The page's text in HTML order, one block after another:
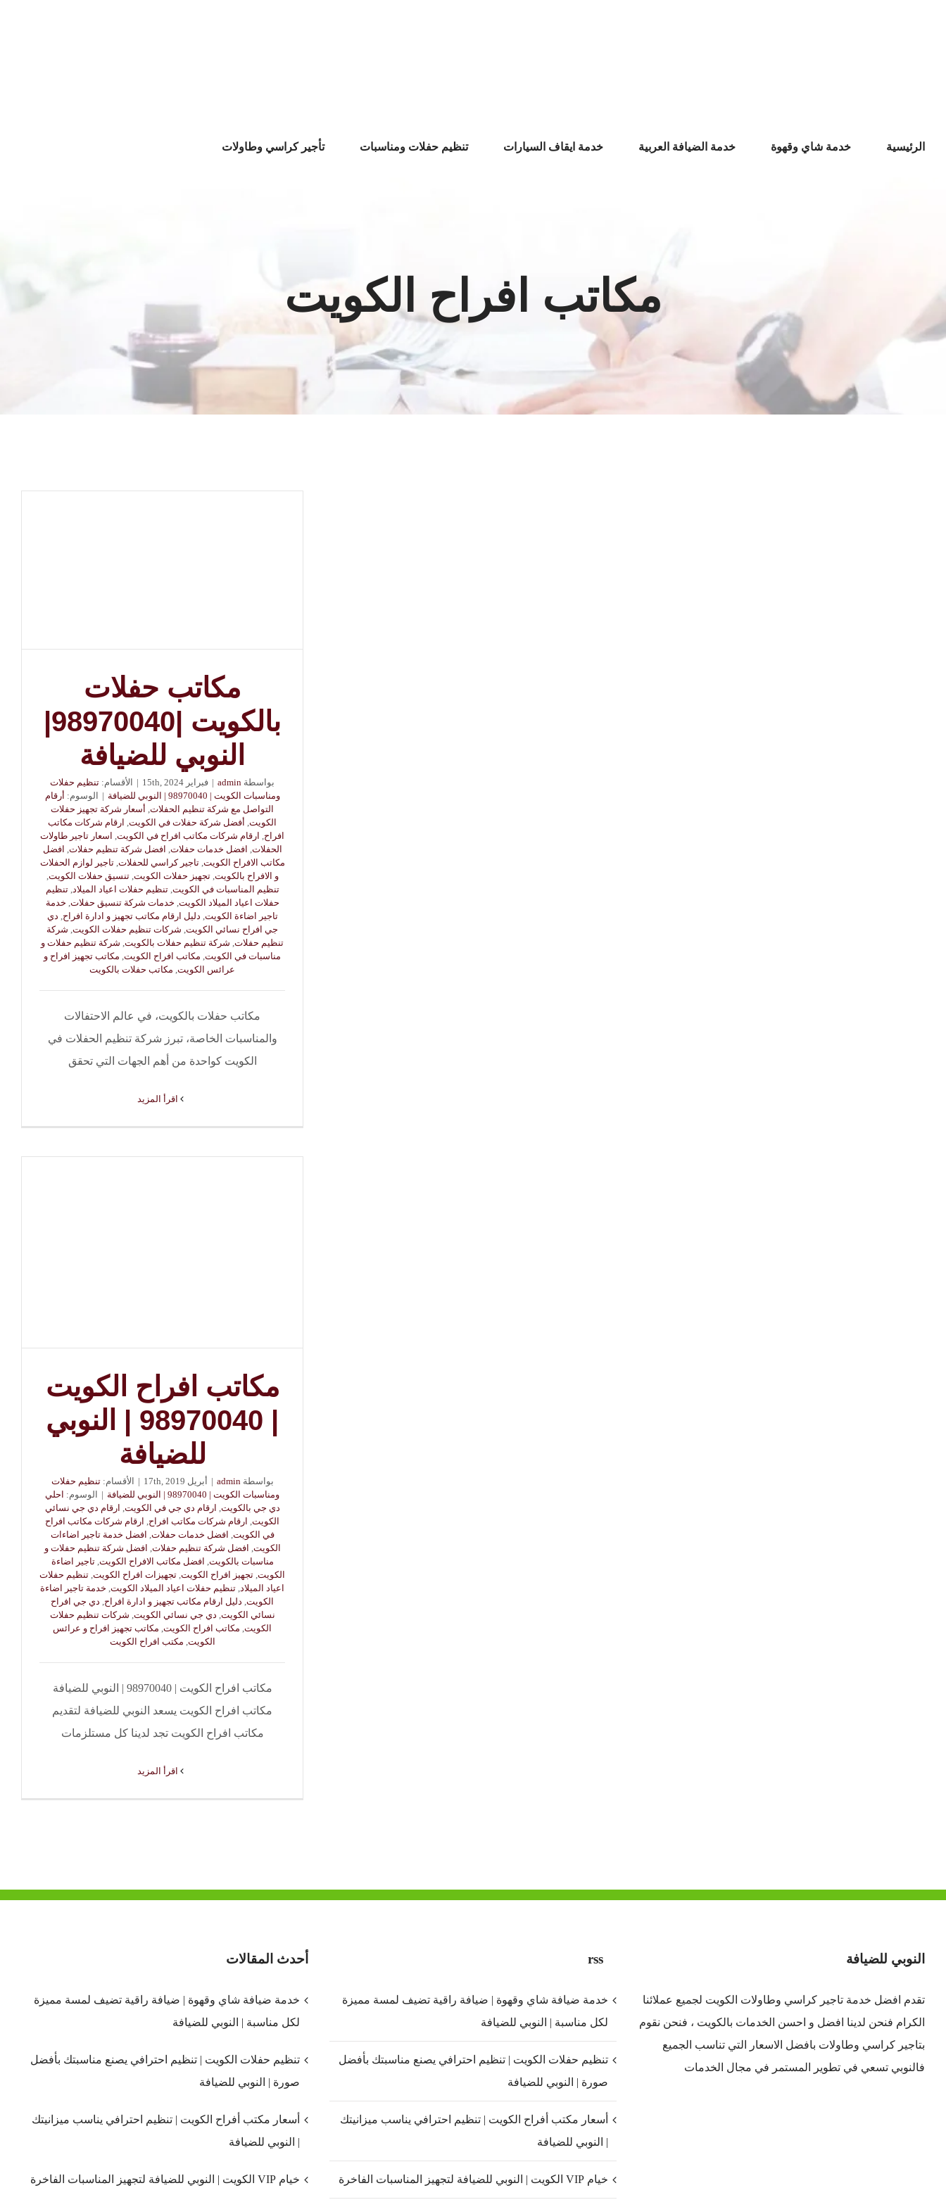
الرئيسية خدمة شاي وقهوة خدمة الضيافة العربية خدمة ايقاف السيارات تنظيم حفلات ومناسبات تأجير كراسي وطاولات
مكاتب افراح الكويت
مكاتب حفلات
بالكويت |98970040|
النوبي للضيافة
بواسطة admin
| فبراير 15th, 2024 | الأقسام: تنظيم حفلات
ومناسبات الكويت | 98970040 | النوبي للضيافة
| الوسوم: أرقام
التواصل مع شركة تنظيم الحفلات, أسعار شركة تجهيز حفلات
الكويت, أفضل شركة حفلات في الكويت, ارقام شركات مكاتب
افراح, ارقام شركات مكاتب افراح في الكويت, اسعار تاجير طاولات
الحفلات, افضل خدمات حفلات, افضل شركة تنظيم حفلات, افضل
مكاتب الافراح الكويت,تاجير كراسي للحفلات,تاجير لوازم الحفلات
و الافراح بالكويت,تجهيز حفلات الكويت,تنسيق حفلات الكويت,
تنظيم المناسبات في الكويت,تنظيم حفلات اعياد الميلاد,تنظيم
حفلات اعياد الميلاد الكويت, خدمات شركة تنسيق حفلات, خدمة
تاجير اضاءة الكويت, دليل ارقام مكاتب تجهيز و ادارة افراح, دي
جي افراح نسائي الكويت, شركات تنظيم حفلات الكويت, شركة
تنظيم حفلات, شركة تنظيم حفلات بالكويت, شركة تنظيم حفلات و
مناسبات في الكويت, مكاتب افراح الكويت, مكاتب تجهيز افراح و
عرائس الكويت, مكاتب حفلات بالكويت
مكاتب حفلات بالكويت، في عالم الاحتفالات
والمناسبات الخاصة، تبرز شركة تنظيم الحفلات في
الكويت كواحدة من أهم الجهات التي تحقق
‫اقرأ المزيد
مكاتب افراح الكويت
| 98970040 | النوبي
للضيافة
بواسطة admin
| أبريل 17th, 2019 | الأقسام:تنظيم حفلات
ومناسبات الكويت | 98970040 | النوبي للضيافة
| الوسوم: احلي
دي جي بالكويت ارقام دي جي في الكويت ارقام دي جي نسائي
الكويت, ارقام شركات مكاتب افراح ارقام شركات مكاتب افراح
في الكويت افضل خدمات حفلات افضل خدمة تاجير اضاءات
الكويت افضل شركة تنظيم حفلات افضل شركة تنظيم حفلات و
مناسبات بالكويت افضل مكاتب الافراح الكويت ,تاجير اضاءة
الكويت, تجهيز افراح الكويت, تجهيزات افراح الكويت, تنظيم حفلات
اعياد الميلاد تنظيم حفلات اعياد الميلاد الكويت, خدمة تاجير اضاءة
الكويت, دليل ارقام مكاتب تجهيز و ادارة افراح دي جي افراح
نسائي الكويت دي جي نسائي الكويت شركات تنظيم حفلات
الكويت, مكاتب افراح الكويت, مكاتب تجهيز افراح و عرائس
الكويت مكتب افراح الكويت
مكاتب افراح الكويت | 98970040 | النوبي للضيافة
مكاتب افراح الكويت يسعد النوبي للضيافة لتقديم
مكاتب افراح الكويت تجد لدينا كل مستلزمات
‫اقرأ المزيد
النوبي للضيافة
تقدم افضل خدمة تاجير كراسي وطاولات الكويت لجميع عملائنا
الكرام فنحن لدينا افضل و احسن الخدمات بالكويت ، فنحن نقوم
بتاجير كراسي وطاولات بافضل الاسعار التي تناسب الجميع
فالنوبي تسعي في تطوير المستمر في مجال الخدمات
rss
خدمة ضيافة شاي وقهوة | ضيافة راقية تضيف لمسة مميزة
لكل مناسبة | النوبي للضيافة
تنظيم حفلات الكويت | تنظيم احترافي يصنع مناسبتك بأفضل
صورة | النوبي للضيافة
أسعار مكتب أفراح الكويت | تنظيم احترافي يناسب ميزانيتك
| النوبي للضيافة
خيام VIP الكويت | النوبي للضيافة لتجهيز المناسبات الفاخرة
أحدث المقالات
خدمة ضيافة شاي وقهوة | ضيافة راقية تضيف لمسة مميزة
لكل مناسبة | النوبي للضيافة
تنظيم حفلات الكويت | تنظيم احترافي يصنع مناسبتك بأفضل
صورة | النوبي للضيافة
أسعار مكتب أفراح الكويت | تنظيم احترافي يناسب ميزانيتك
| النوبي للضيافة
خيام VIP الكويت | النوبي للضيافة لتجهيز المناسبات الفاخرة